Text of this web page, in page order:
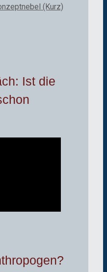
(Kurz)
Ist die